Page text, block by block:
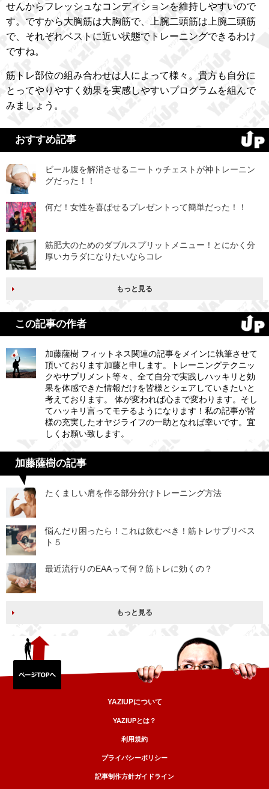
せんからフレッシュなコンディションを維持しやすいので
す。ですから大胸筋は大胸筋で、上腕二頭筋は上腕二頭筋
で、それぞれベストに近い状態でトレーニングできるわけ
ですね。
筋トレ部位の組み合わせは人によって様々。貴方も自分に
とってやりやすく効果を実感しやすいプログラムを組んで
みましょう。
おすすめ記事
ビール腹を解消させるニートゥチェストが神トレーニン
グだった！！
何だ！女性を喜ばせるプレゼントって簡単だった！！
筋肥大のためのダブルスプリットメニュー！とにかく分
厚いカラダになりたいならコレ
もっと見る
この記事の作者
加藤薩樹 フィットネス関連の記事をメインに執筆させて
頂いております加藤と申します。トレーニングテクニッ
クやサプリメント等々、全て自分で実践しハッキリと効
果を体感できた情報だけを皆様とシェアしていきたいと
考えております。 体が変われば心まで変わります。そし
てハッキリ言ってモテるようになります！私の記事が皆
様の充実したオヤジライフの一助となれば幸いです。宜
しくお願い致します。
加藤薩樹の記事
たくましい肩を作る部分分けトレーニング方法
悩んだり困ったら！これは飲むべき！筋トレサプリベス
ト５
最近流行りのEAAって何？筋トレに効くの？
もっと見る
YAZIUPについて
YAZIUPとは？
利用規約
プライバシーポリシー
記事制作方針ガイドライン